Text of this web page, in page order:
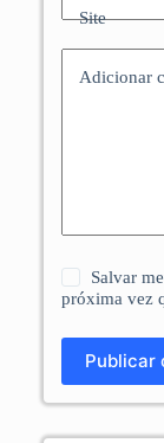
Site
Adicionar
Salvar
próxima vez
Publicar